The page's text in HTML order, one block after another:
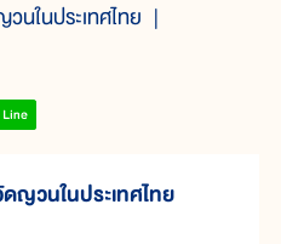
นในประเทศไทย
ญวนในประเทศไทย